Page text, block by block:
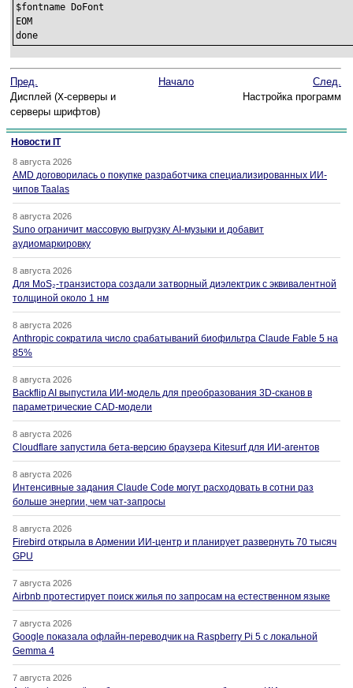
$fontname DoFont
EOM
done
Пред. Начало
След.
Дисплей (X-серверы и
серверы шрифтов)
Настройка программ
Новости IT
8 августа 2026
AMD договорилась о покупке разработчика специализированных ИИ-
чипов Taalas
8 августа 2026
Suno ограничит массовую выгрузку AI-музыки и добавит
аудиомаркировку
8 августа 2026
Для MoS₂-транзистора создали затворный диэлектрик с эквивалентной
толщиной около 1 нм
8 августа 2026
Anthropic сократила число срабатываний биофильтра Claude Fable 5 на
85%
8 августа 2026
Backflip AI выпустила ИИ-модель для преобразования 3D-сканов в
параметрические CAD-модели
8 августа 2026
Cloudflare запустила бета-версию браузера Kitesurf для ИИ-агентов
8 августа 2026
Интенсивные задания Claude Code могут расходовать в сотни раз
больше энергии, чем чат-запросы
8 августа 2026
Firebird открыла в Армении ИИ-центр и планирует развернуть 70 тысяч
GPU
7 августа 2026
Airbnb протестирует поиск жилья по запросам на естественном языке
7 августа 2026
Google показала офлайн-переводчик на Raspberry Pi 5 с локальной
Gemma 4
7 августа 2026